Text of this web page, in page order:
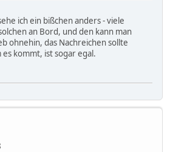
ich ein bißchen anders - viele
an Bord, und den kann man
ohnehin, das Nachreichen sollte
kommt, ist sogar egal.